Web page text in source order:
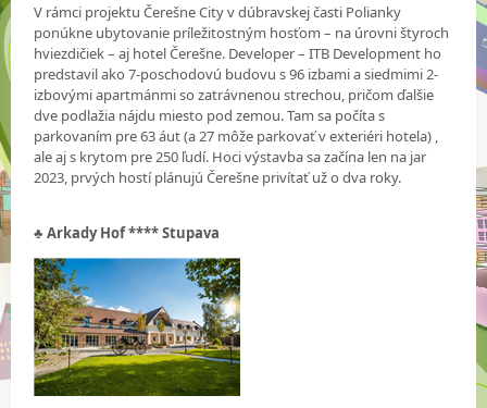
V rámci projektu Čerešne City v dúbravskej časti Polianky
ponúkne ubytovanie príležitostným hosťom – na úrovni štyroch
hviezdičiek – aj hotel Čerešne. Developer – ITB Development ho
predstavil ako 7-poschodovú budovu s 96 izbami a siedmimi 2-
izbovými apartmánmi so zatrávnenou strechou, pričom ďalšie
dve podlažia nájdu miesto pod zemou. Tam sa počíta s
parkovaním pre 63 áut (a 27 môže parkovať v exteriéri hotela) ,
ale aj s krytom pre 250 ľudí. Hoci výstavba sa začína len na jar
2023, prvých hostí plánujú Čerešne privítať už o dva roky.
♣Arkady Hof **** Stupava